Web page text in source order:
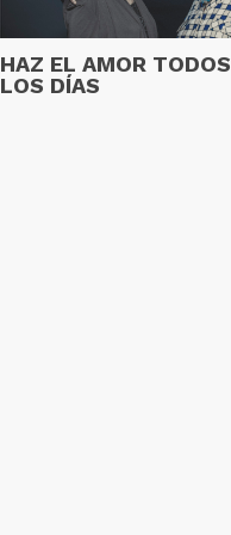
HAZ EL AMOR TODOS
LOS DÍAS